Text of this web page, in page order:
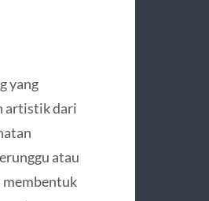
yang
artistik dari
atau
membentuk